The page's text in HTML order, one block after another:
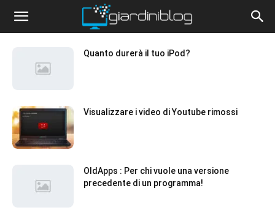
Quanto durerà il tuo iPod?
Visualizzare i video di Youtube rimossi
OldApps : Per chi vuole una versione
precedente di un programma!